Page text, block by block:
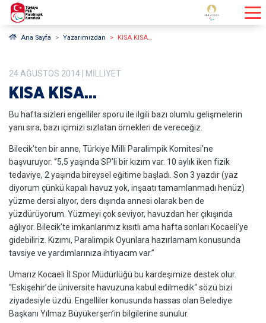
Ana Sayfa Yazarımızdan KISA KISA…
24 AĞUSTOS 2014 | MILLIYET
KISA KISA…
Bu hafta sizleri engelliler sporu ile ilgili bazı olumlu gelişmelerin
yanı sıra, bazı içimizi sızlatan örnekleri de vereceğiz.
Bilecik’ten bir anne, Türkiye Milli Paralimpik Komitesi’ne
başvuruyor. ‘’5,5 yaşında SP’li bir kızım var. 10 aylık iken fizik
tedaviye, 2 yaşında bireysel eğitime başladı. Son 3 yazdır (yaz
diyorum çünkü kapalı havuz yok, inşaatı tamamlanmadı henüz)
yüzme dersi alıyor, ders dışında annesi olarak ben de
yüzdürüyorum. Yüzmeyi çok seviyor, havuzdan her çıkışında
ağlıyor. Bilecik’te imkanlarımız kısıtlı ama hafta sonları Kocaeli’ye
gidebiliriz. Kızımı, Paralimpik Oyunlara hazırlamam konusunda
tavsiye ve yardımlarınıza ihtiyacım var.”
Umarız Kocaeli İl Spor Müdürlüğü bu kardeşimize destek olur.
“Eskişehir’de üniversite havuzuna kabul edilmedik“ sözü bizi
ziyadesiyle üzdü. Engelliler konusunda hassas olan Belediye
Başkanı Yılmaz Büyükerşen’in bilgilerine sunulur.